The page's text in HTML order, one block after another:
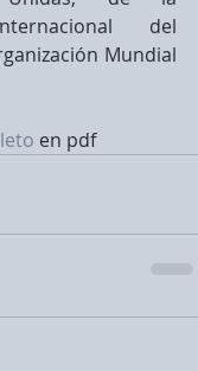
del
Mundial
en pdf